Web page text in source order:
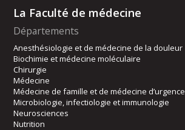
La Faculté de médecine
Départements
Anesthésiologie et de médecine de la douleur
Biochimie et médecine moléculaire
Chirurgie
Médecine
Médecine de famille et de médecine d’urgence
Microbiologie, infectiologie et immunologie
Neurosciences
Nutrition